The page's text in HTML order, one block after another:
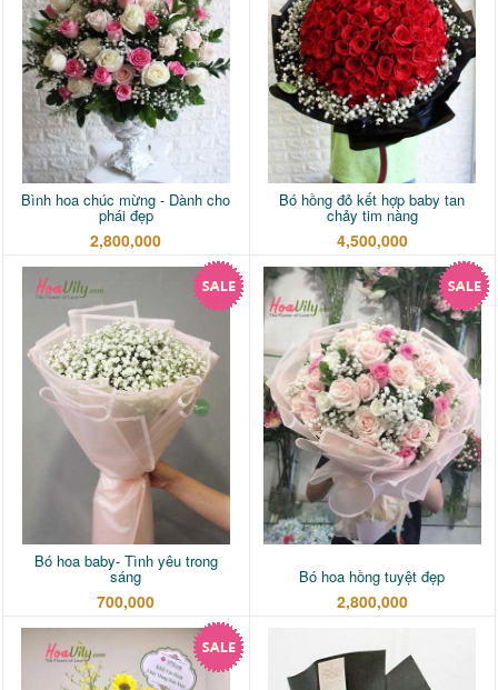
Bình hoa chúc mừng - Dành cho
phái đẹp
2,800,000
Bó hồng đỏ kết hợp baby tan
chảy tim nàng
4,500,000
Bó hoa baby- Tình yêu trong
sáng
700,000
Bó hoa hồng tuyệt đẹp
2,800,000